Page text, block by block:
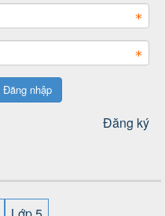
Đăng nhập
Đăng ký